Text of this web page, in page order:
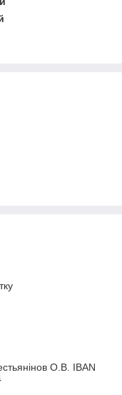
О.В. IBAN